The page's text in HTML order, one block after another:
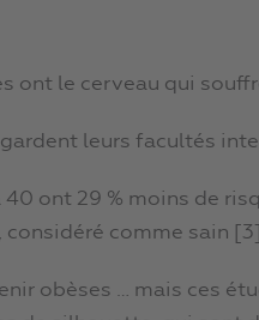
ont le cerveau qui
leurs facultés
ont 29 % moins de
considéré comme sain
obèses … mais ces